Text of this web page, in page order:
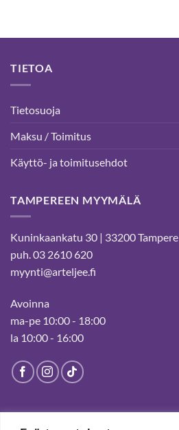
TIETOA
Tietosuoja
Maksu / Toimitus
Käyttö- ja toimitusehdot
TAMPEREEN MYYMÄLÄ
Kuninkaankatu 30 | 33200 Tampere
puh. 03 2610 620
myynti@arteljee.fi
Avoinna
ma-pe 10:00 - 18:00
la 10:00 - 16:00